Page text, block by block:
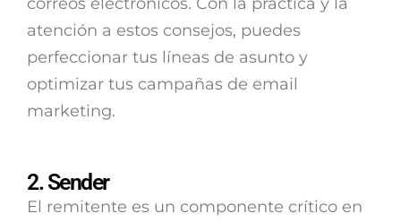
atención a estos consejos, puedes
perfeccionar tus líneas de asunto y
optimizar tus campañas de email
marketing.
2. Sender
El remitente es un componente crítico en